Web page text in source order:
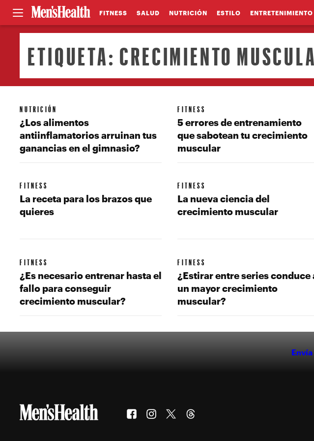
FITNESS SALUD NUTRICIÓN ESTILO ENTRETENIMIENTO
ETIQUETA: CRECIMIENTO
NUTRICIÓN
¿Los alimentos
antiinflamatorios arruinan tus
ganancias en el gimnasio?
FITNESS
5 errores de entrenamiento
que sabotean tu crecimiento
muscular
FITNESS
La receta para los brazos que
quieres
FITNESS
La nueva ciencia del
crecimiento muscular
FITNESS
¿Es necesario entrenar hasta el
fallo para conseguir
crecimiento muscular?
FITNESS
¿Estirar entre series conduce
un mayor crecimiento
muscular?